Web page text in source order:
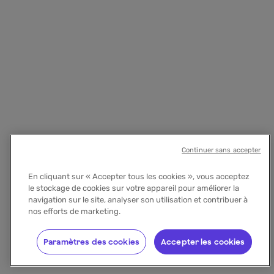
En cliquant sur « Accepter tous les cookies », vous acceptez
le stockage de cookies sur votre appareil pour améliorer la
navigation sur le site, analyser son utilisation et contribuer à
nos efforts de marketing.
Accepter les cookies
Paramètres des cookies
Continuer sans accepter